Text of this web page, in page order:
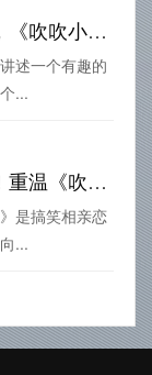
寻爱之路波折重重，《吹吹小屋》第一季迅雷荐你看
述一个有趣的
...
初恋，再会与竞争！重温《吹吹小屋》第一季在线的回忆
是搞笑相亲恋
...